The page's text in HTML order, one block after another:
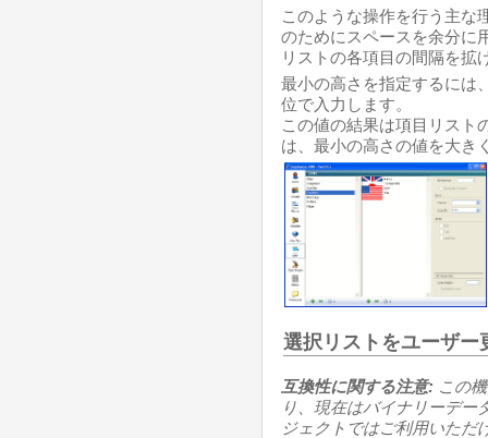
このような操作を行う主な
のためにスペースを余分に
リストの各項目の間隔を拡
最小の高さを指定するには
位で入力します。
この値の結果は項目リスト
は、最小の高さの値を大き
選択リストをユーザー
互換性に関する注意: この
り、現在はバイナリーデー
ジェクトではご利用いただ